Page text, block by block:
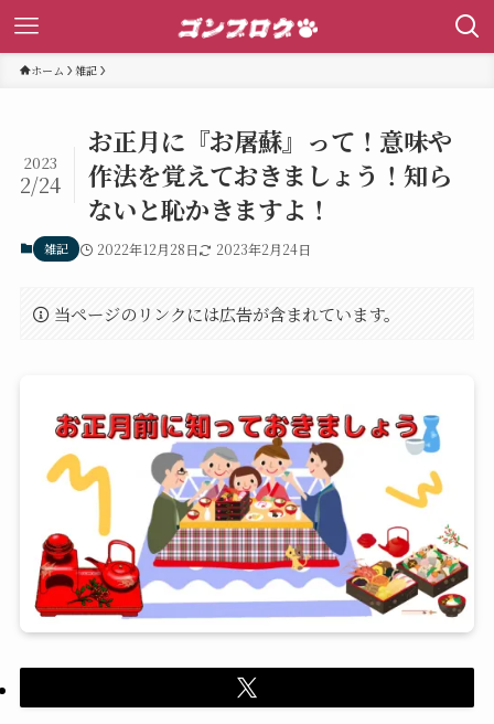
ホーム 雑記
お正月に『お屠蘇』って！意味や
作法を覚えておきましょう！知ら
ないと恥かきますよ！
2023
2/24
雑記 2022年12月28日 2023年2月24日
当ページのリンクには広告が含まれています。